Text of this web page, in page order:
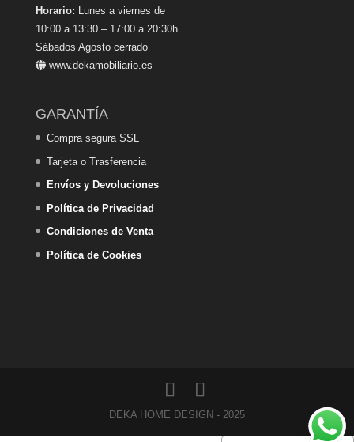
Horario: Lunes a viernes de
10:00 a 13:30 – 17:00 a 20:30h
Sábados Agosto cerrado
www.dekamobiliario.es
GARANTÍA
Compra segura SSL
Tarjeta o Trasferencia
Envíos y Devoluciones
Política de Privacidad
Condiciones de Venta
Política de Cookies
DEKA HOME DESIGN - 2025